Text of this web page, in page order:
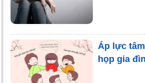
Áp lực
họp gia